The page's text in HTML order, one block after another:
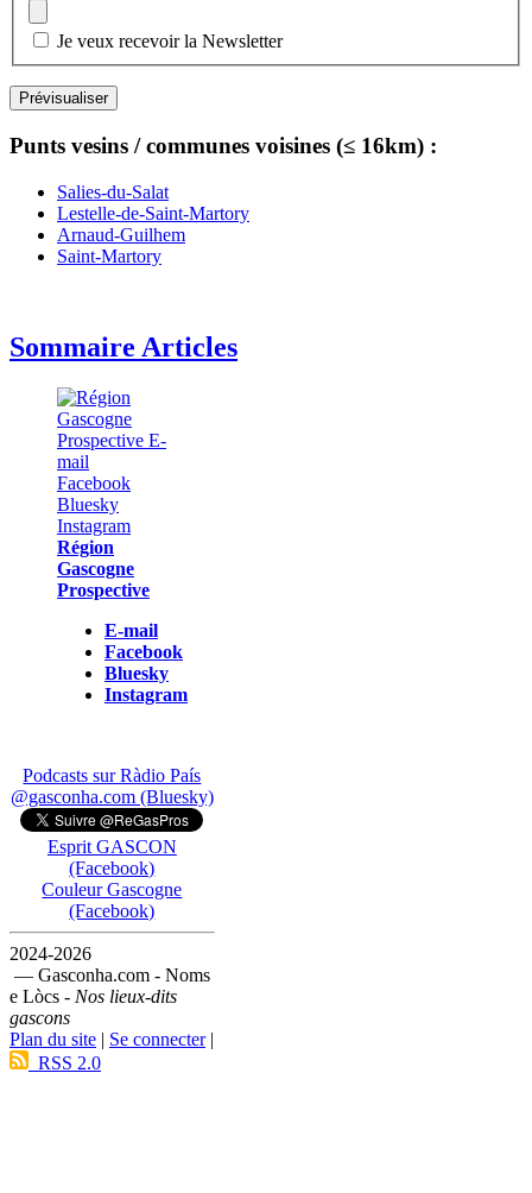
Je veux recevoir la Newsletter
Punts vesins / communes voisines (≤ 16km) :
Salies-du-Salat
Lestelle-de-Saint-Martory
Arnaud-Guilhem
Saint-Martory
Sommaire Articles
Région
Gascogne
Prospective
E-mail
Facebook
Bluesky
Instagram
Podcasts sur Ràdio País
@gasconha.com (Bluesky)
Esprit GASCON
(Facebook)
Couleur Gascogne
(Facebook)
2024-2026
— Gasconha.com - Noms
e Lòcs - Nos lieux-dits
gascons
Plan du site | Se connecter|
RSS 2.0